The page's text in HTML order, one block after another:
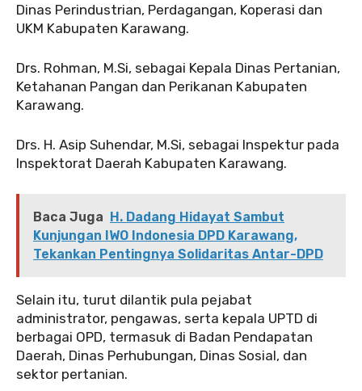
Dinas Perindustrian, Perdagangan, Koperasi dan
UKM Kabupaten Karawang.
Drs. Rohman, M.Si, sebagai Kepala Dinas Pertanian,
Ketahanan Pangan dan Perikanan Kabupaten
Karawang.
Drs. H. Asip Suhendar, M.Si, sebagai Inspektur pada
Inspektorat Daerah Kabupaten Karawang.
Baca Juga H. Dadang Hidayat Sambut
Kunjungan IWO Indonesia DPD Karawang,
Tekankan Pentingnya Solidaritas Antar-DPD
Selain itu, turut dilantik pula pejabat
administrator, pengawas, serta kepala UPTD di
berbagai OPD, termasuk di Badan Pendapatan
Daerah, Dinas Perhubungan, Dinas Sosial, dan
sektor pertanian.